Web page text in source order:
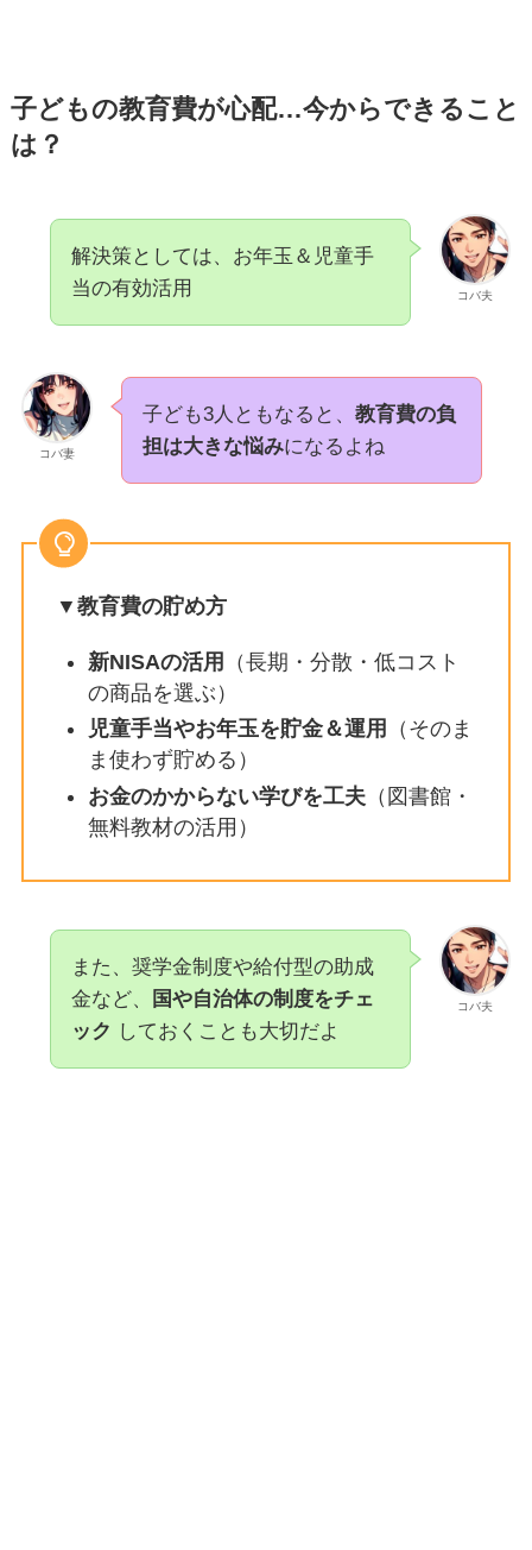
子どもの教育費が心配…今からできること
は？
コバ夫
解決策としては、お年玉＆児童手
当の有効活用
コバ妻
子ども3人ともなると、 教育費の負
担は大きな悩みになるよね
▼教育費の貯め方
新NISAの活用
（長期・分散・低コスト
の商品を選ぶ）
児童手当やお年玉を貯金＆運用
（そのま
ま使わず貯める）
お金のかからない学びを工夫（図書館・
無料教材の活用）
コバ夫
また、奨学金制度や給付型の助成
金など、
国や自治体の制度をチェ
ック しておくことも大切だよ